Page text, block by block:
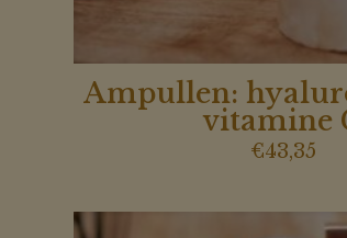
Ampullen:
vitamine
€43,35